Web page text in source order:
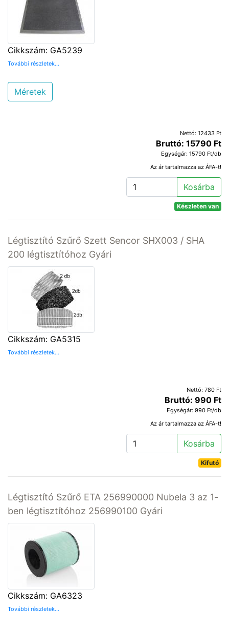
Cikkszám: GA5239
További részletek...
Méretek
Nettó: 12433 Ft
Bruttó: 15790 Ft
Egységár: 15790 Ft/db
Az ár tartalmazza az ÁFA-t!
Kosárba
Készleten van
Légtisztító Szűrő Szett Sencor SHX003 / SHA
200 légtisztítóhoz Gyári
Cikkszám: GA5315
További részletek...
Nettó: 780 Ft
Bruttó: 990 Ft
Egységár: 990 Ft/db
Az ár tartalmazza az ÁFA-t!
Kosárba
Kifutó
Légtisztító Szűrő ETA 256990000 Nubela 3 az 1-
ben légtisztítóhoz 256990100 Gyári
Cikkszám: GA6323
További részletek...